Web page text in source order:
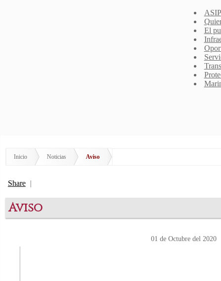
El
Inicio Noticias Aviso
Share |
Aviso
01 de Octubre del 2020